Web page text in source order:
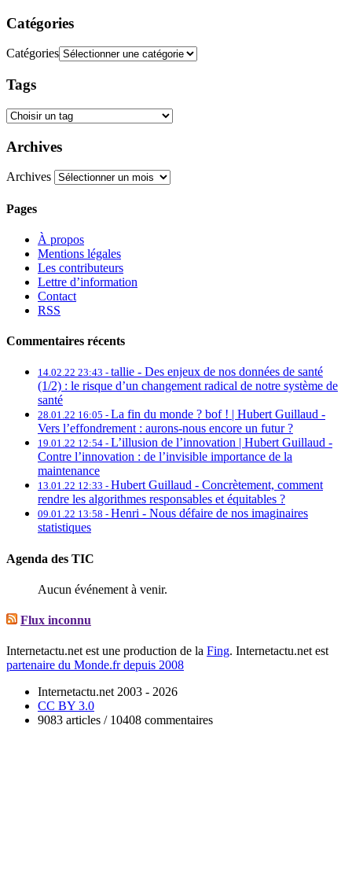
Catégories
Catégories
Tags
Archives
Archives
Pages
À propos
Mentions légales
Les contributeurs
Lettre d’information
Contact
RSS
Commentaires récents
14.02.22 23:43 - tallie - Des enjeux de nos données de santé
(1/2) : le risque d’un changement radical de notre système de
santé
28.01.22 16:05 - La fin du monde ? bof ! | Hubert Guillaud -
Vers l’effondrement : aurons-nous encore un futur ?
19.01.22 12:54 - L’illusion de l’innovation | Hubert Guillaud -
Contre l’innovation : de l’invisible importance de la
maintenance
13.01.22 12:33 - Hubert Guillaud - Concrètement, comment
rendre les algorithmes responsables et équitables ?
09.01.22 13:58 - Henri - Nous défaire de nos imaginaires
statistiques
Agenda des TIC
Aucun événement à venir.
Flux inconnu
Internetactu.net est une production de la Fing. Internetactu.net est
partenaire du Monde.fr depuis 2008
Internetactu.net 2003 - 2026
CC BY 3.0
9083 articles / 10408 commentaires